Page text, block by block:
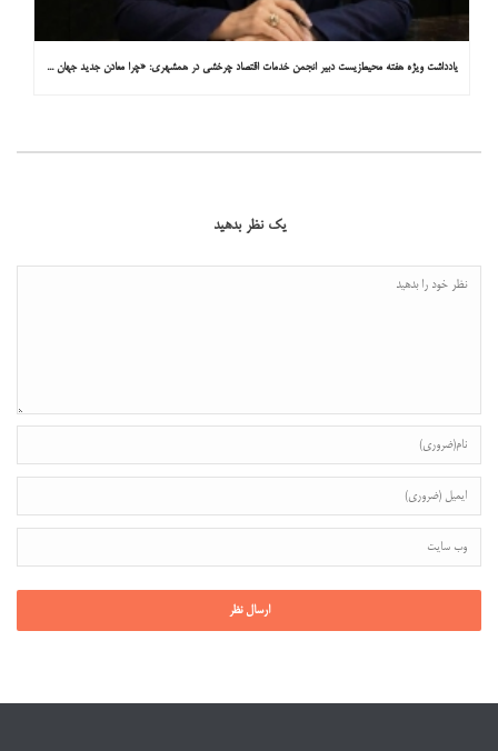
یادداشت ویژه هفته محیط‌زیست دبیر انجمن خدمات اقتصاد چرخشی در همشهری: «چرا معادن جدید جهان زیر زمین نیستند؟»
یک نظر بدهید